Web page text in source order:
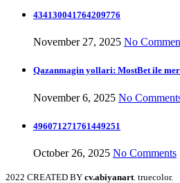
434130041764209776
November 27, 2025 No
Qazanmagin yollari: MostBet ile
November 6, 2025 No
496071271761449251
October 26, 2025 No Comments
2022 CREATED BY cv.abiyanart . truecolor.